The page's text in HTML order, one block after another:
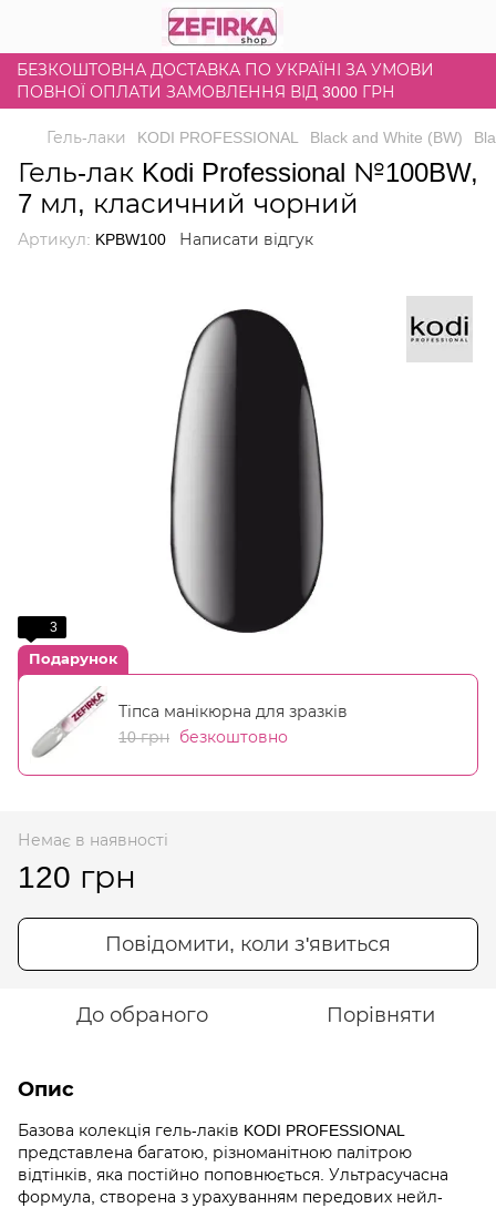
БЕЗКОШТОВНА ДОСТАВКА ПО УКРАЇНІ ЗА УМОВИ
ПОВНОЇ ОПЛАТИ ЗАМОВЛЕННЯ ВІД 3000 ГРН
Гель-лаки KODI PROFESSIONAL Black and White (BW)
Гель-лак Kodi Professional №100BW,
7 мл, класичний чорний
Артикул: KPBW100 Написати відгук
3
Подарунок
Тіпса манікюрна для зразків
10 грн
безкоштовно
Немає в наявності
120 грн
Повідомити, коли з'явиться
До обраного Порівняти
Опис
Базова колекція гель-лаків KODI PROFESSIONAL
представлена багатою, різноманітною палітрою
відтінків, яка постійно поповнюється. Ультрасучасна
формула, створена з урахуванням передових нейл-